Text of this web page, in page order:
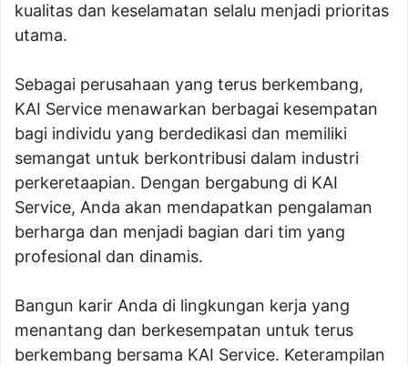
kualitas dan keselamatan selalu menjadi prioritas
utama.
Sebagai perusahaan yang terus berkembang,
KAI Service menawarkan berbagai kesempatan
bagi individu yang berdedikasi dan memiliki
semangat untuk berkontribusi dalam industri
perkeretaapian. Dengan bergabung di KAI
Service, Anda akan mendapatkan pengalaman
berharga dan menjadi bagian dari tim yang
profesional dan dinamis.
Bangun karir Anda di lingkungan kerja yang
menantang dan berkesempatan untuk terus
berkembang bersama KAI Service. Keterampilan